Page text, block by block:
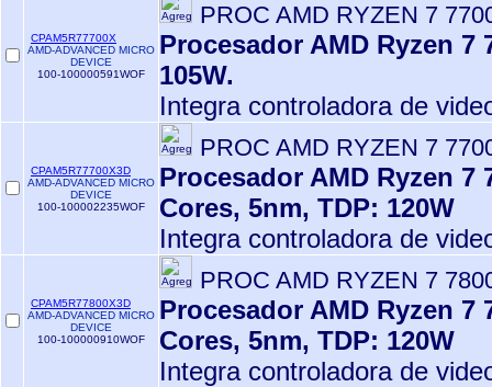
CPAM5R77700X
AMD-ADVANCED MICRO
DEVICE
100-100000591WOF
PROC AMD RYZEN 7
Procesador AMD Ryzen 7
105W.
Integra controladora de
CPAM5R77700X3D
AMD-ADVANCED MICRO
DEVICE
100-100002235WOF
PROC AMD RYZEN 7
Procesador AMD Ryzen 7
Cores, 5nm, TDP: 120W
Integra controladora de
CPAM5R77800X3D
AMD-ADVANCED MICRO
DEVICE
100-100000910WOF
PROC AMD RYZEN 7
Procesador AMD Ryzen 7
Cores, 5nm, TDP: 120W
Integra controladora de